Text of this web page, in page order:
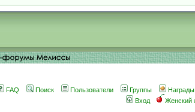
FAQ Поиск Пользователи Группы Награды
Вход
Женский